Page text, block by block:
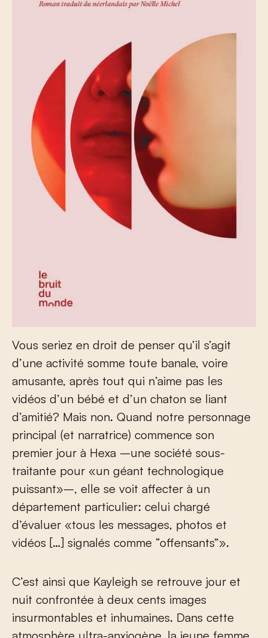
Vous seriez en droit de penser qu’il s’agit
d’une activité somme toute banale, voire
amusante, après tout qui n’aime pas les
vidéos d’un bébé et d’un chaton se liant
d’amitié? Mais non. Quand notre personnage
principal (et narratrice) commence son
premier jour à Hexa –une société sous-
traitante pour «un géant technologique
puissant»–, elle se voit affecter à un
département particulier: celui chargé
d’évaluer «tous les messages, photos et
vidéos […] signalés comme “offensants”».
C’est ainsi que Kayleigh se retrouve jour et
nuit confrontée à deux cents images
insurmontables et inhumaines. Dans cette